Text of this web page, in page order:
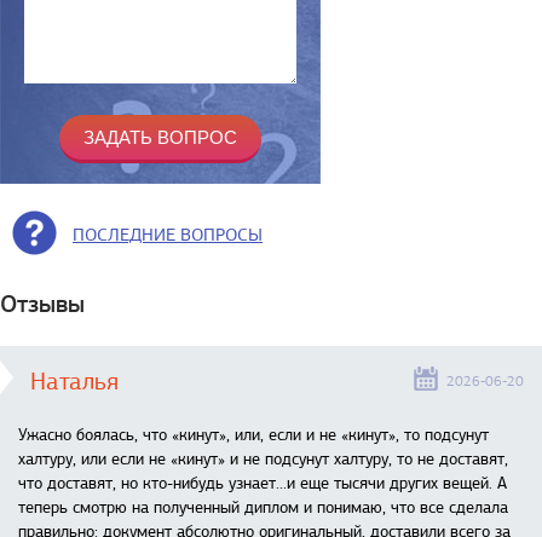
ПОСЛЕДНИЕ ВОПРОСЫ
Отзывы
Наталья 2026-06-20
Ужасно боялась, что «кинут», или, если и не «кинут», то подсунут
халтуру, или если не «кинут» и не подсунут халтуру, то не доставят,
что доставят, но кто-нибудь узнает...и еще тысячи других вещей. А
теперь смотрю на полученный диплом и понимаю, что все сделала
правильно: документ абсолютно оригинальный, доставили всего за